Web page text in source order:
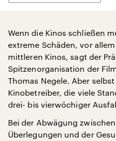
Wenn die Kinos schließen
extreme Schäden, vor
mittleren Kinos, sagt der
Spitzenorganisation der
Thomas Negele. Aber
Kinobetreiber, die viele
drei- bis vierwöchiger
Bei der Abwägung
Überlegungen und der